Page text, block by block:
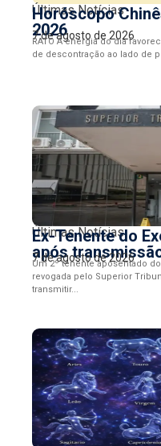
Últimas Notícias
Horóscopo
2026
7 de agosto de 2026
RATO A energia do dia
de descontração ao lado de
Últimas Notícias
Ex-Tenente do
após
7 de agosto de 2026
Um 2º tenente aposentado
revogada pelo Superior
transmitir...